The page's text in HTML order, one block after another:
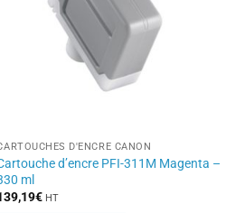
D'ENCRE CANON
d’encre PFI-311M Magenta –
ml
€ HT